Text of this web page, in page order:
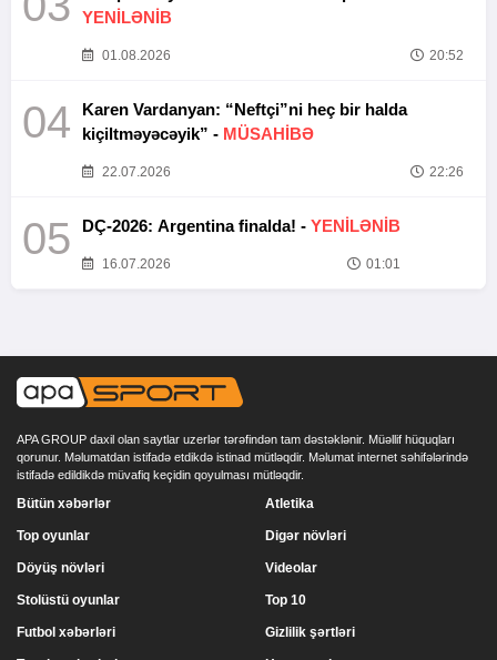
YENİLƏNİB
01.08.2026 20:52
04
Karen Vardanyan: “Neftçi”ni heç bir halda
kiçiltməyəcəyik” - MÜSAHİBƏ
22.07.2026 22:26
05 DÇ-2026: Argentina finalda! - YENİLƏNİB
16.07.2026 01:01
APA GROUP daxil olan saytlar uzerlər tərəfindən tam dəstəklənir. Müəllif hüquqları
qorunur. Məlumatdan istifadə etdikdə istinad mütləqdir. Məlumat internet səhifələrində
istifadə edildikdə müvafiq keçidin qoyulması mütləqdir.
Bütün xəbərlər
Top oyunlar
Döyüş növləri
Stolüstü oyunlar
Atletika
Digər növləri
Videolar
Top 10
Futbol xəbərləri Gizlilik şərtləri